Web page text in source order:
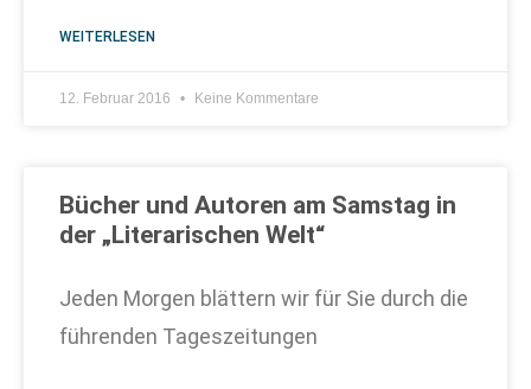
WEITERLESEN
12. Februar 2016 Keine Kommentare
Bücher und Autoren am Samstag in
der „Literarischen Welt“
Jeden Morgen blättern wir für Sie durch die
führenden Tageszeitungen